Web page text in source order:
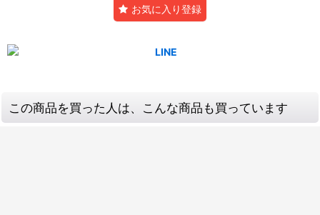
お気に入り登録
この商品を買った人は、こんな商品も買っています